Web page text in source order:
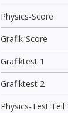
Physics-Score
Grafik-Score
Grafiktest 1
Grafiktest 2
Physics-Test Teil